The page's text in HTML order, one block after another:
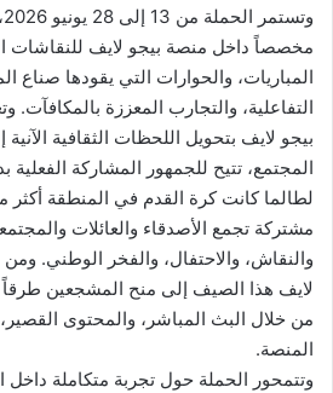
مخصصاً داخل منصة بيجو لايف للنقاشات
المباريات، والحوارات التي يقودها صناع
التفاعلية، والتجارب المعززة بالمكافآت.
بيجو لايف بتحويل اللحظات الثقافية
المجتمع، تتيح للجمهور المشاركة الفعلية
لطالما كانت كرة القدم في المنطقة
مشتركة تجمع الأصدقاء والعائلات
والنقاش، والاحتفال، والفخر الوطني.
لايف هذا الصيف إلى منح المشجعين
من خلال البث المباشر، والمحتوى
المنصة.
وتتمحور الحملة حول تجربة متكاملة